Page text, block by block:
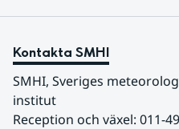
Kontakta SMHI
SMHI, Sveriges
institut
Reception och växel: 011-